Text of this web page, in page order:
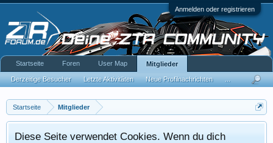
Anmelden oder registrieren
Startseite Mitglieder
Diese Seite verwendet Cookies. Wenn du dich
Startseite Foren User Map Mitglieder
Derzeitige Besucher Letzte Aktivitäten Neue Profilnachrichten